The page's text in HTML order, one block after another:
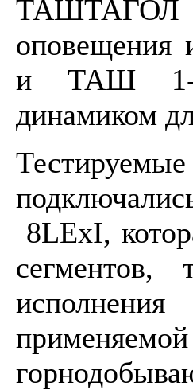
оповещения
и ТАШ 1-
динамиком
8LExI,
сегментов,